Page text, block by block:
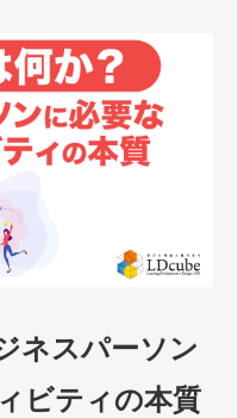
座
報
ド
集
ネスパーソン
ビティの本質